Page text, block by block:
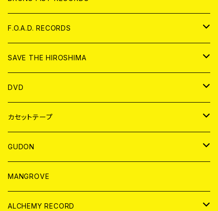
ANALOG
CD
ANALOG
F.O.A.D. RECORDS
CD
ANALOG
SAVE THE HIROSHIMA
アパレル
BADGE
DVD
JAPAN
WORLD
カセットテープ
JAPAN
WORLD
GUDON
アパレル
PATCH
MANGROVE
ALCHEMY RECORD